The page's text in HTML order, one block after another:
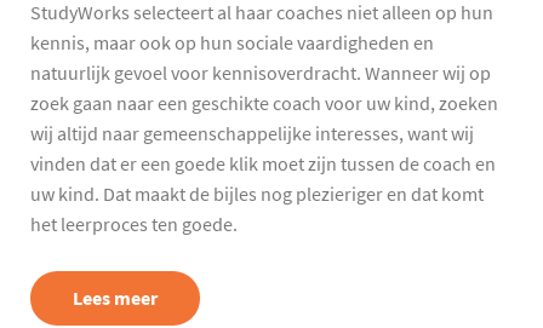
StudyWorks selecteert al haar coaches niet alleen op hun
kennis, maar ook op hun sociale vaardigheden en
natuurlijk gevoel voor kennisoverdracht. Wanneer wij op
zoek gaan naar een geschikte coach voor uw kind, zoeken
wij altijd naar gemeenschappelijke interesses, want wij
vinden dat er een goede klik moet zijn tussen de coach en
uw kind. Dat maakt de bijles nog plezieriger en dat komt
het leerproces ten goede.
Lees meer